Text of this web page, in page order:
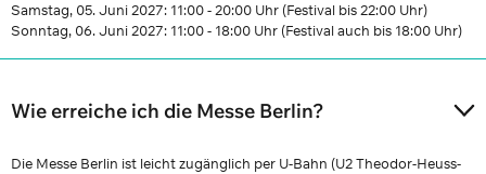
Samstag, 05. Juni 2027: 11:00 - 20:00 Uhr (Festival bis 22:00 Uhr)
Sonntag, 06. Juni 2027: 11:00 - 18:00 Uhr (Festival auch bis 18:00 Uhr)
Wie erreiche ich die Messe Berlin?
Die Messe Berlin ist leicht zugänglich per U-Bahn (U2 Theodor-Heuss-